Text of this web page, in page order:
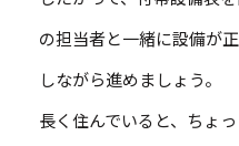
の担当者と一緒に設備が
しながら進めましょう。
長く住んでいると、ちょ